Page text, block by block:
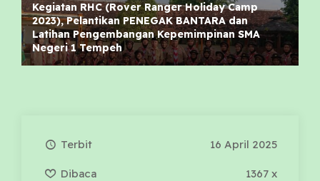
Kegiatan RHC (Rover Ranger Holiday Camp
2023), Pelantikan PENEGAK BANTARA dan
Latihan Pengembangan Kepemimpinan SMA
Negeri 1 Tempeh
Terbit 16 April 2025
Dibaca 1367 x